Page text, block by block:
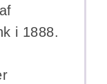
i 1888.